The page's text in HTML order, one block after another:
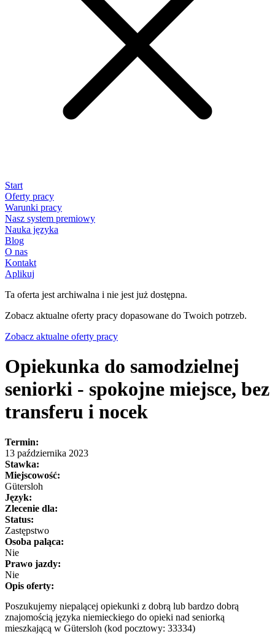
Start
Oferty pracy
Warunki pracy
Nasz system premiowy
Nauka języka
Blog
O nas
Kontakt
Aplikuj
Ta oferta jest archiwalna i nie jest już dostępna.
Zobacz aktualne oferty pracy dopasowane do Twoich potrzeb.
Zobacz aktualne oferty pracy
Opiekunka do samodzielnej
seniorki - spokojne miejsce, bez
transferu i nocek
Termin:
13 października 2023
Stawka:
Miejscowość:
Gütersloh
Język:
Zlecenie dla:
Status:
Zastępstwo
Osoba paląca:
Nie
Prawo jazdy:
Nie
Opis oferty:
Poszukujemy niepalącej opiekunki z dobrą lub bardzo dobrą
znajomością języka niemieckiego do opieki nad seniorką
mieszkającą w Gütersloh (kod pocztowy: 33334)